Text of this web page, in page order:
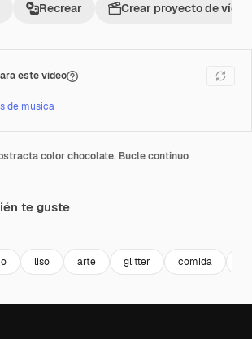
Recrear Crear proyecto de vídeo
este vídeo
de música
color chocolate. Bucle continuo
te guste
liso arte glitter comida